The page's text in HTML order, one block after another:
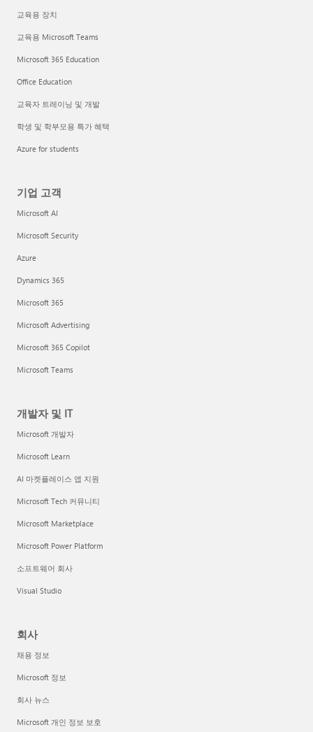
교육용 장치
교육용 Microsoft Teams
Microsoft 365 Education
Office Education
교육자 트레이닝 및 개발
학생 및 학부모용 특가 혜택
Azure for students
기업 고객
Microsoft AI
Microsoft Security
Azure
Dynamics 365
Microsoft 365
Microsoft Advertising
Microsoft 365 Copilot
Microsoft Teams
개발자 및 IT
Microsoft 개발자
Microsoft Learn
AI 마켓플레이스 앱 지원
Microsoft Tech 커뮤니티
Microsoft Marketplace
Microsoft Power Platform
소프트웨어 회사
Visual Studio
회사
채용 정보
Microsoft 정보
회사 뉴스
Microsoft 개인 정보 보호